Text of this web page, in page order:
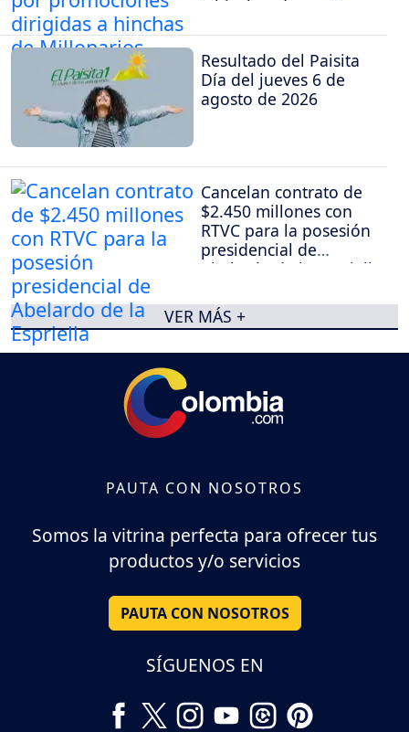
a hinchas de
Resultado del Paisita
Día del jueves 6 de
agosto de 2026
Cancelan contrato de
$2.450 millones con
RTVC para la posesión
presidencial de
Abelardo de la Espriella
VER MÁS +
PAUTA CON NOSOTROS
Somos la vitrina perfecta para ofrecer tus
productos y/o servicios
PAUTA CON NOSOTROS
SÍGUENOS EN